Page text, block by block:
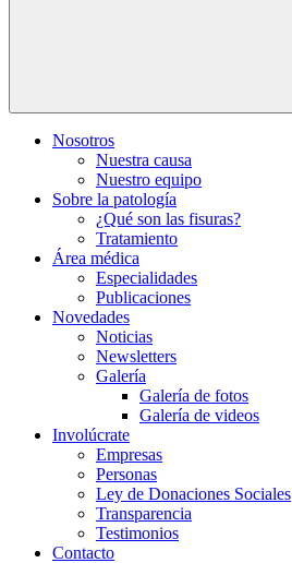
Nosotros
Nuestra causa
Nuestro equipo
Sobre la patología
¿Qué son las fisuras?
Tratamiento
Área médica
Especialidades
Publicaciones
Novedades
Noticias
Newsletters
Galería
Galería de fotos
Galería de videos
Involúcrate
Empresas
Personas
Ley de Donaciones Sociales
Transparencia
Testimonios
Contacto